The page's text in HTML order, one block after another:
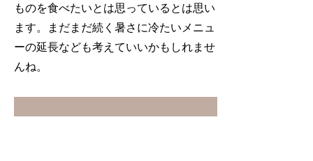
ものを食べたいとは思っているとは思い
ます。まだまだ続く暑さに冷たいメニュ
ーの延長なども考えていいかもしれませ
んね。